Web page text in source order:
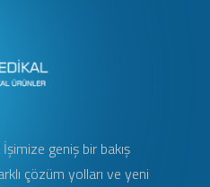
geniş bir bakış
çözüm yolları ve yeni